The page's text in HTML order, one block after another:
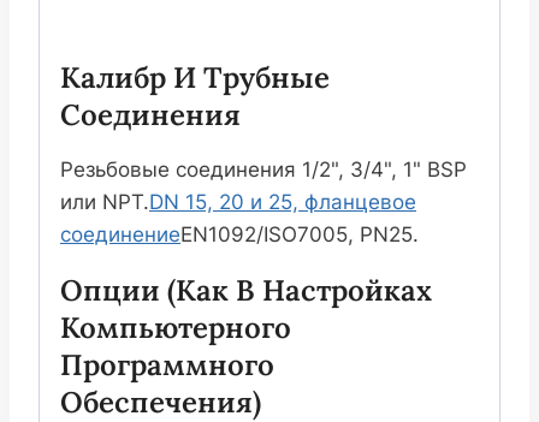
Калибр И Трубные
Соединения
Резьбовые соединения 1/2", 3/4", 1" BSP
или NPT.DN 15, 20 и 25, фланцевое
соединениеEN1092/ISO7005, PN25.
Опции (как В Настройках
Компьютерного
Программного
Обеспечения)